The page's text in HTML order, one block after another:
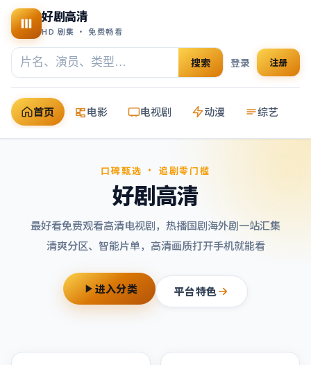
好剧高清
HD 剧集 · 免费畅看
搜索 登录 注册
首页 电影 电视剧 动漫 综艺
口碑甄选 · 追剧零门槛
好剧高清
最好看免费观看高清电视剧，热播国剧海外剧一站汇集
清爽分区、智能片单，高清画质打开手机就能看
进入分类 平台特色